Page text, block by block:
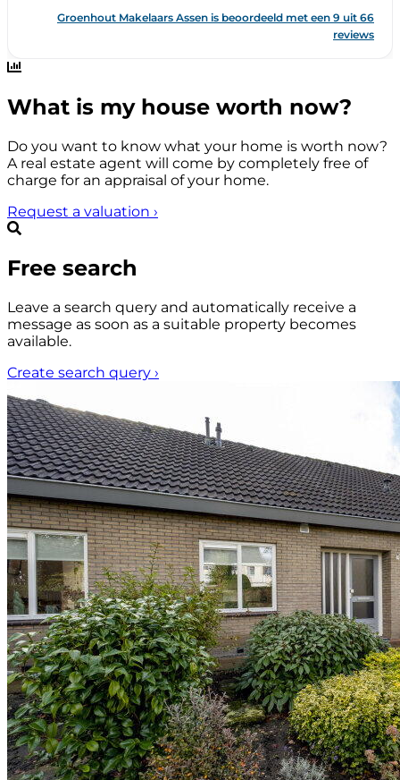
What is my house worth now?
Do you want to know what your home is worth now?
A real estate agent will come by completely free of
charge for an appraisal of your home.
Request a valuation ›
Free search
Leave a search query and automatically receive a
message as soon as a suitable property becomes
available.
Create search query ›